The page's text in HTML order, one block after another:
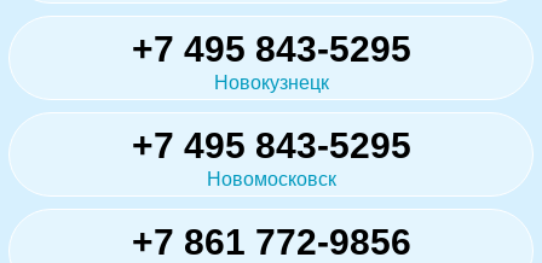
+7 495 843-5295
Новокузнецк
+7 495 843-5295
Новомосковск
+7 861 772-9856